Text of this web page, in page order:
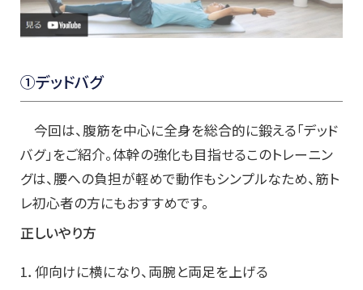
①デッドバグ
今回は、腹筋を中心に全身を総合的に鍛える「デッド
バグ」をご紹介。体幹の強化も目指せるこのトレーニン
グは、腰への負担が軽めで動作もシンプルなため、筋ト
レ初心者の方にもおすすめです。
正しいやり方
1．仰向けに横になり、両腕と両足を上げる